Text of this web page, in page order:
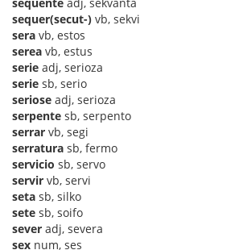
sequer(secut-) vb, sekvi
sera vb, estos
serea vb, estus
serie adj, serioza
serie sb, serio
seriose adj, serioza
serpente sb, serpento
serrar vb, segi
serratura sb, fermo
servicio sb, servo
servir vb, servi
seta sb, silko
sete sb, soifo
sever adj, severa
sex num, ses